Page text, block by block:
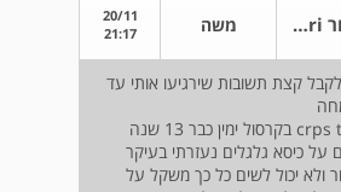
בירור לאחר mri שני הסבר תשובות בבקשה משה
20/11
21:17
קצת תשובות שירגיעו אותי עד
אני סובל מcrps type2 בקרסול ימין כבר 13 שנה
שנים על כיסא גלגלים נעזרתי בעיקר
ולא יכול לשים כל כך משקל על